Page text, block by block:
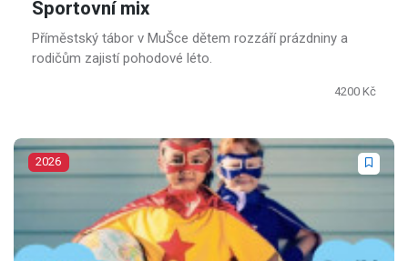
Sportovní mix
Příměstský tábor v MuŠce dětem rozzáří prázdniny a
rodičům zajistí pohodové léto.
4200 Kč
2026